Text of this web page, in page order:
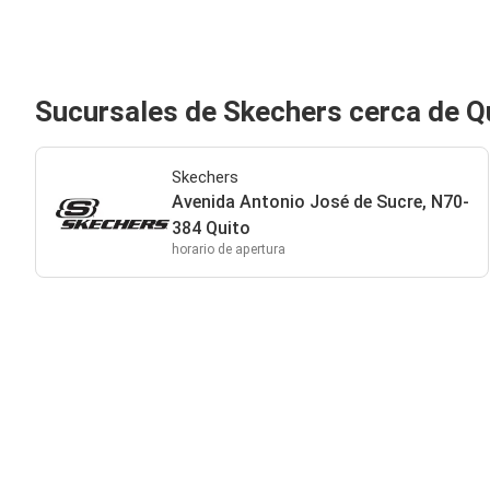
Sucursales de Skechers cerca de
Skechers
Avenida Antonio José de Sucre, N70-
384 Quito
horario de apertura